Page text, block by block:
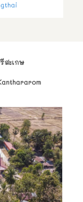
สะเกษ